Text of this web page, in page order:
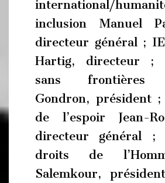
international/
inclusion Manuel
directeur général ;
Hartig, directeur ;
sans frontières
Gondron, président ;
de l’espoir Jean-
directeur général ;
droits de
Salemkour,